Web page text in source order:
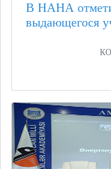
В НАНА
выдающегося